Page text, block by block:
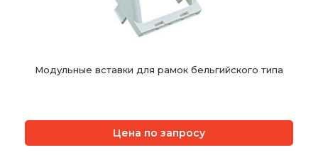
Модульные вставки для рамок бельгийского типа
Цена по запросу